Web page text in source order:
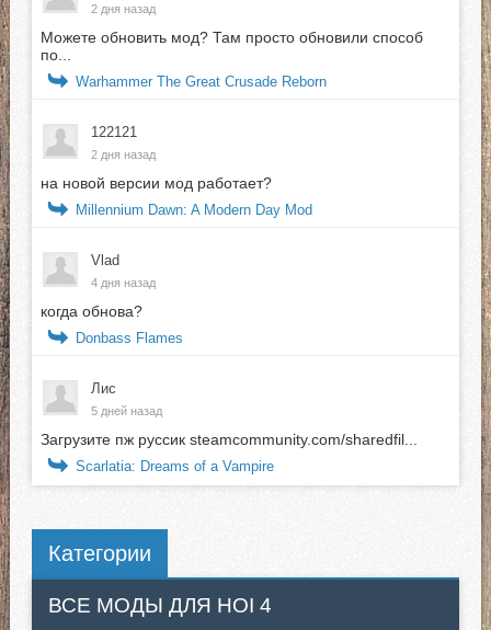
2 дня назад
Можете обновить мод? Там просто обновили способ
по...
Warhammer The Great Crusade Reborn
122121
2 дня назад
на новой версии мод работает?
Millennium Dawn: A Modern Day Mod
Vlad
4 дня назад
когда обнова?
Donbass Flames
Лис
5 дней назад
Загрузите пж руссик steamcommunity.com/sharedfil...
Scarlatia: Dreams of a Vampire
Категории
ВСЕ МОДЫ ДЛЯ HOI 4